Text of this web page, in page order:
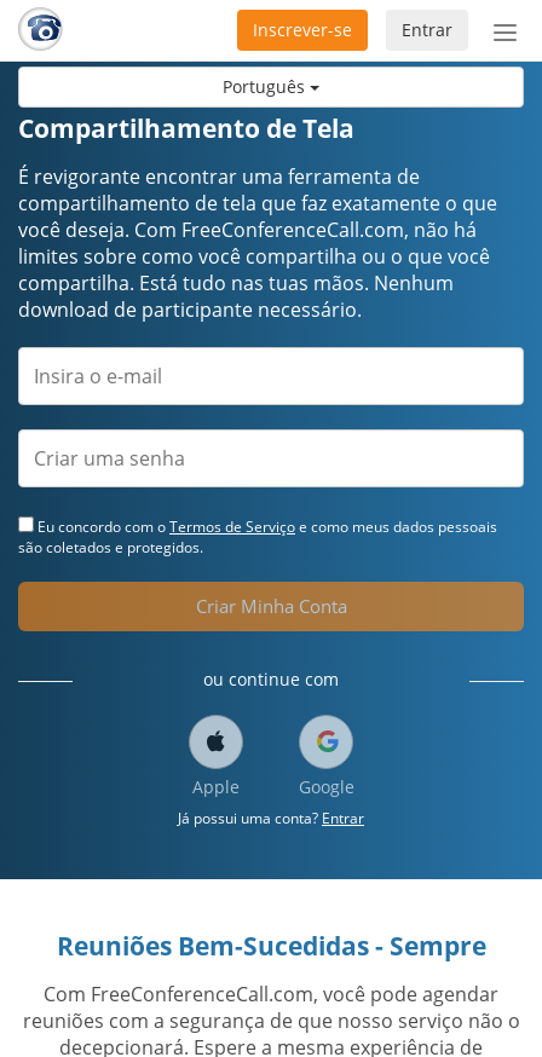
Português
Entrar
Inscrever-se
Compartilhamento de Tela
É revigorante encontrar uma ferramenta de
compartilhamento de tela que faz exatamente o que
você deseja. Com FreeConferenceCall.com, não há
limites sobre como você compartilha ou o que você
compartilha. Está tudo nas tuas mãos. Nenhum
download de participante necessário.
Eu concordo com oTermos de Serviçoe como meus dados pessoais
são coletados e protegidos.
Criar Minha Conta
ou continue com
Apple Google
Já possui uma conta? Entrar
Reuniões Bem-Sucedidas - Sempre
Com FreeConferenceCall.com, você pode agendar
reuniões com a segurança de que nosso serviço não o
decepcionará. Espere a mesma experiência de